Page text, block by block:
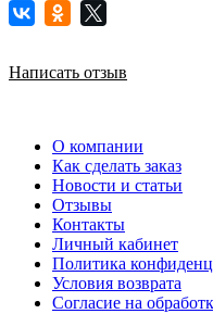
Написать отзыв
О компании
Как сделать заказ
Новости и статьи
Отзывы
Контакты
Личный кабинет
Политика
Условия возврата
Согласие на